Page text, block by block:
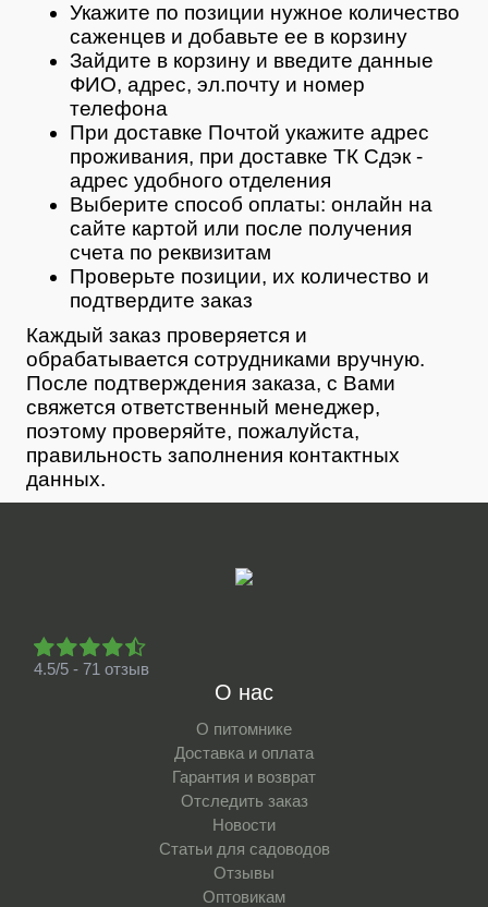
Укажите по позиции нужное количество
саженцев и добавьте ее в корзину
Зайдите в корзину и введите данные
ФИО, адрес, эл.почту и номер
телефона
При доставке Почтой укажите адрес
проживания, при доставке ТК Сдэк -
адрес удобного отделения
Выберите способ оплаты: онлайн на
сайте картой или после получения
счета по реквизитам
Проверьте позиции, их количество и
подтвердите заказ
Каждый заказ проверяется и
обрабатывается сотрудниками вручную.
После подтверждения заказа, с Вами
свяжется ответственный менеджер,
поэтому проверяйте, пожалуйста,
правильность заполнения контактных
данных.
4.5/5 - 71 отзыв
О нас
О питомнике
Доставка и оплата
Гарантия и возврат
Отследить заказ
Новости
Статьи для садоводов
Отзывы
Оптовикам